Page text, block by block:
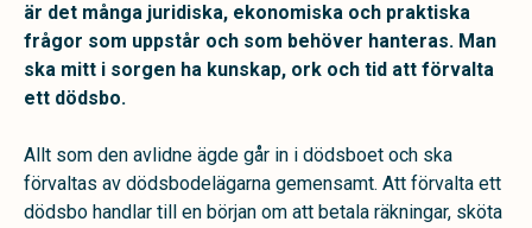
är det många juridiska, ekonomiska och praktiska
frågor som uppstår och som behöver hanteras. Man
ska mitt i sorgen ha kunskap, ork och tid att förvalta
ett dödsbo.
Allt som den avlidne ägde går in i dödsboet och ska
förvaltas av dödsbodelägarna gemensamt. Att förvalta ett
dödsbo handlar till en början om att betala räkningar, sköta